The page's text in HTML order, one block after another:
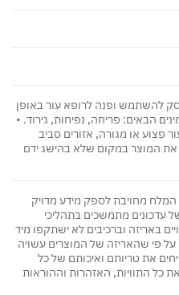
ופנה לרופא עור באופן
פריחה, נפיחות, גירוד. •
או מגורה, אזורים סביב
במקום שלא בהישג ידם
מחויבת לספק מידע מדויק
מתמשכים בתהליכי
וברכיבים לא ישתקפו מיד
שהאריזה של המוצרים עשויה
טריותם ואיכותם של כל
האזהרות וההוראות